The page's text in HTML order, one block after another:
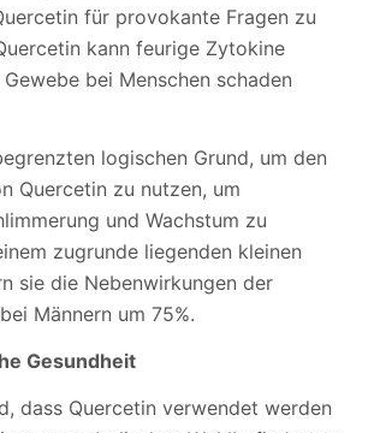
für provokante Fragen zu
kann feurige Zytokine
bei Menschen schaden
logischen Grund, um den
Quercetin zu nutzen, um
und Wachstum zu
zugrunde liegenden kleinen
sie die Nebenwirkungen der
Männern um 75%.
Gesundheit
dass Quercetin verwendet werden